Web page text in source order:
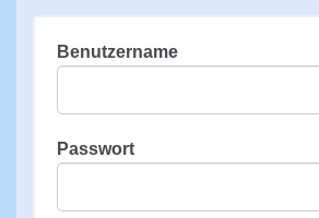
Benutzername
Passwort